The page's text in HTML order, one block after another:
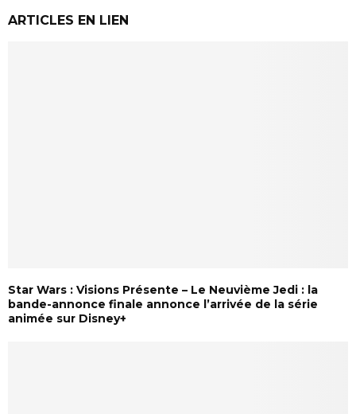
ARTICLES EN LIEN
Star Wars : Visions Présente – Le Neuvième Jedi : la
bande-annonce finale annonce l’arrivée de la série
animée sur Disney+